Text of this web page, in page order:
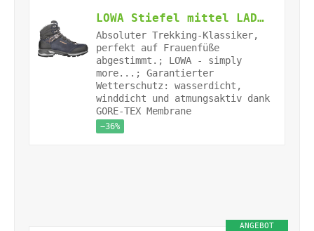
LOWA Stiefel mittel LADY LIGHT GTX [2024] blau/mandarine, 38
Absoluter Trekking-Klassiker,
perfekt auf Frauenfüße
abgestimmt.; LOWA - simply
more...; Garantierter
Wetterschutz: wasserdicht,
winddicht und atmungsaktiv dank
GORE-TEX Membrane
−36%
ANGEBOT